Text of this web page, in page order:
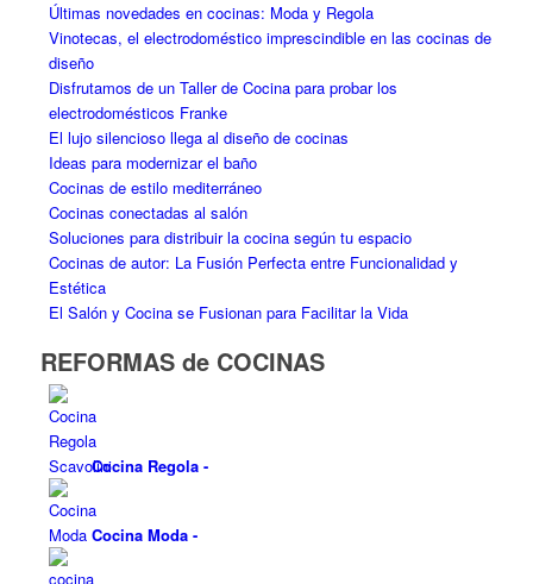
Últimas novedades en cocinas: Moda y Regola
Vinotecas, el electrodoméstico imprescindible en las cocinas de
diseño
Disfrutamos de un Taller de Cocina para probar los
electrodomésticos Franke
El lujo silencioso llega al diseño de cocinas
Ideas para modernizar el baño
Cocinas de estilo mediterráneo
Cocinas conectadas al salón
Soluciones para distribuir la cocina según tu espacio
Cocinas de autor: La Fusión Perfecta entre Funcionalidad y
Estética
El Salón y Cocina se Fusionan para Facilitar la Vida
REFORMAS de COCINAS
Cocina Regola-
Cocina Moda-